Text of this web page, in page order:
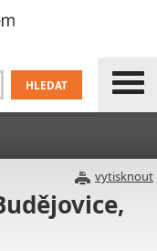
vytisknout